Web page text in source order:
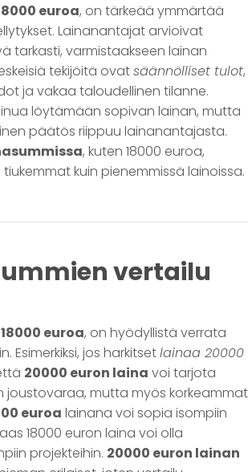
euroa, on tärkeää ymmärtää
Lainanantajat arvioivat
tarkasti, varmistaakseen lainan
tekijöitä ovatsäännölliset tulot,
ja vakaa taloudellinen tilanne.
löytämään sopivan lainan, mutta
päätös riippuu lainanantajasta.
, kuten 18000 euroa,
kuin pienemmissä lainoissa.
vertailu
euroa, on hyödyllistä verrata
Esimerkiksi, jos harkitsetlainaa 20000
20000 euron laina voi tarjota
joustovaraa, mutta myös korkeammat
euroa lainana voi sopia isompiin
18000 euron laina voi olla
projekteihin. 20000 euron lainan